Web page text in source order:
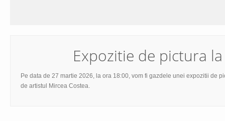
Expozitie de pictura
Pe data de 27 martie 2026, la ora 18:00, vom fi gazdele unei expozitii de
de artistul Mircea Costea.